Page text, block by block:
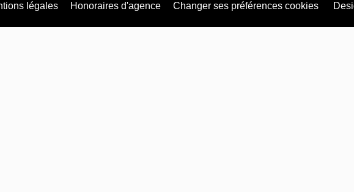
légales Honoraires d'agence Changer ses préférences cookies